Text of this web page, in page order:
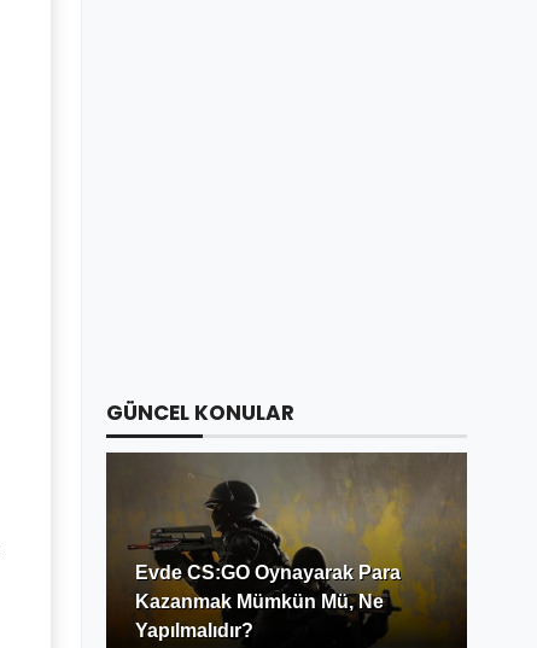
GÜNCEL KONULAR
Evde CS:GO Oynayarak Para
Kazanmak Mümkün Mü, Ne
Yapılmalıdır?